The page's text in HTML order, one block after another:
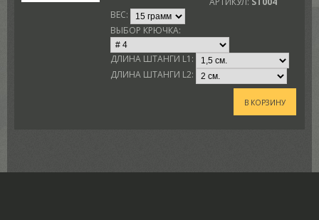
ВЕС:
ВЫБОР КРЮЧКА:
ДЛИНА ШТАНГИ L1:
ДЛИНА ШТАНГИ L2:
В КОРЗИНУ